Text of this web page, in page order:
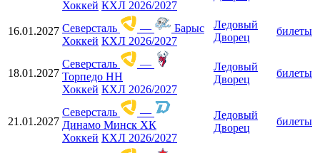
Хоккей КХЛ 2026/2027
16.01.2027 Северсталь —
Барыс
Хоккей КХЛ 2026/2027
Ледовый
Дворец
билеты
18.01.2027
Северсталь
—
Торпедо НН
Хоккей КХЛ 2026/2027
Ледовый
Дворец
билеты
21.01.2027
Северсталь
—
Динамо Минск ХК
Хоккей КХЛ 2026/2027
Ледовый
Дворец
билеты